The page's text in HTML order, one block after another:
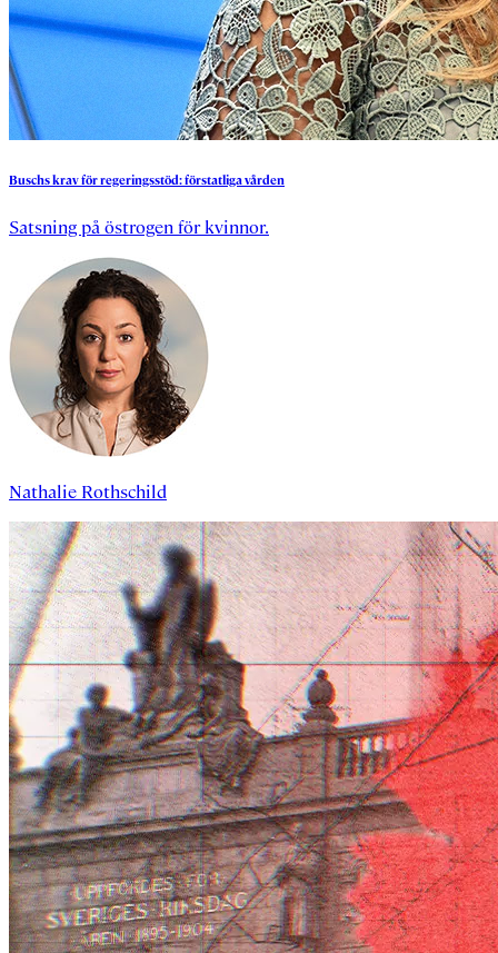
Buschskravförregeringsstöd:förstatligavården
Satsning på östrogen för kvinnor.
Nathalie Rothschild